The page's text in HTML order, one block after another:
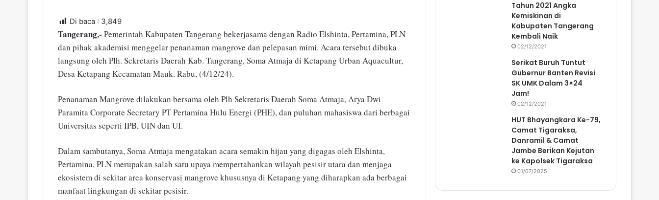
e
m
a
l
Di baca : 3,849
Tangerang,- Pemerintah Kabupaten Tangerang bekerjasama dengan Radio Elshinta, Pertamina, PLN
dan pihak akademisi menggelar penanaman mangrove dan pelepasan mimi. Acara tersebut dibuka
langsung oleh Plh. Sekretaris Daerah Kab. Tangerang, Soma Atmaja di Ketapang Urban Aquacultur,
Desa Ketapang Kecamatan Mauk. Rabu, (4/12/24).
Penanaman Mangrove dilakukan bersama oleh Plh Sekretaris Daerah Soma Atmaja, Arya Dwi
Paramita Corporate Secretary PT Pertamina Hulu Energi (PHE), dan puluhan mahasiswa dari berbagai
Universitas seperti IPB, UIN dan UI.
Dalam sambutanya, Soma Atmaja mengatakan acara semakin hijau yang digagas oleh Elshinta,
Pertamina, PLN merupakan salah satu upaya mempertahankan wilayah pesisir utara dan menjaga
ekosistem di sekitar area konservasi mangrove khususnya di Ketapang yang diharapkan ada berbagai
manfaat lingkungan di sekitar pesisir.
Tahun 2021 Angka
Kemiskinan di
Kabupaten Tangerang
Kembali Naik
02/12/2021
Serikat Buruh Tuntut
Gubernur Banten Revisi
SK UMK Dalam 3×24
Jam!
02/12/2021
HUT Bhayangkara Ke-79,
Camat Tigaraksa,
Danramil & Camat
Jambe Berikan Kejutan
ke Kapolsek Tigaraksa
01/07/2025